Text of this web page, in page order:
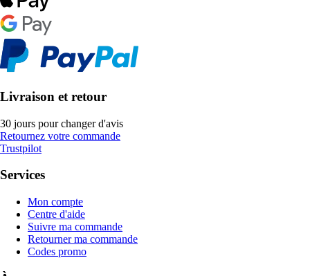
Livraison et retour
30 jours pour changer d'avis
Retournez votre commande
Trustpilot
Services
Mon compte
Centre d'aide
Suivre ma commande
Retourner ma commande
Codes promo